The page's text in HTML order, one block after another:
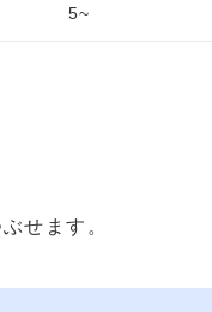
5~
せます。